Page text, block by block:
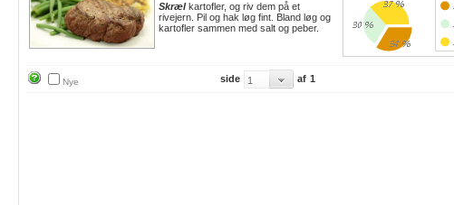
Skrælkartofler, og riv dem på et
rivejern. Pil og hak løg fint. Bland løg og
kartofler sammen med salt og peber.
Nye side af 1